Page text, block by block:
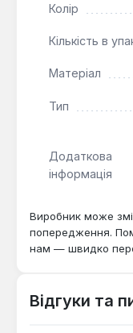
перерозподілу
Колір
Кількість в
Матеріал
Тип
Додаткова
інформація
Виробник може
попередження.
нам — швидко
Відгуки та